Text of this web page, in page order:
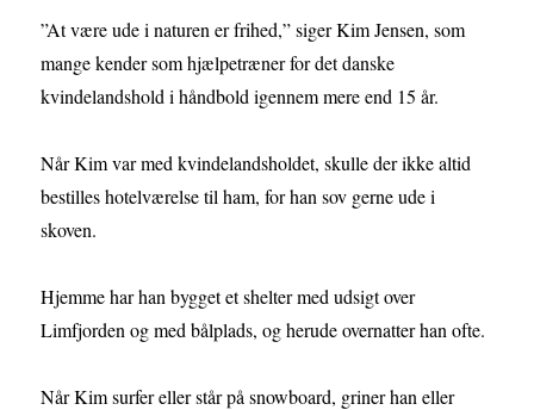
”At være ude i naturen er frihed,” siger Kim Jensen, som
mange kender som hjælpetræner for det danske
kvindelandshold i håndbold igennem mere end 15 år.
Når Kim var med kvindelandsholdet, skulle der ikke altid
bestilles hotelværelse til ham, for han sov gerne ude i
skoven.
Hjemme har han bygget et shelter med udsigt over
Limfjorden og med bålplads, og herude overnatter han ofte.
Når Kim surfer eller står på snowboard, griner han eller